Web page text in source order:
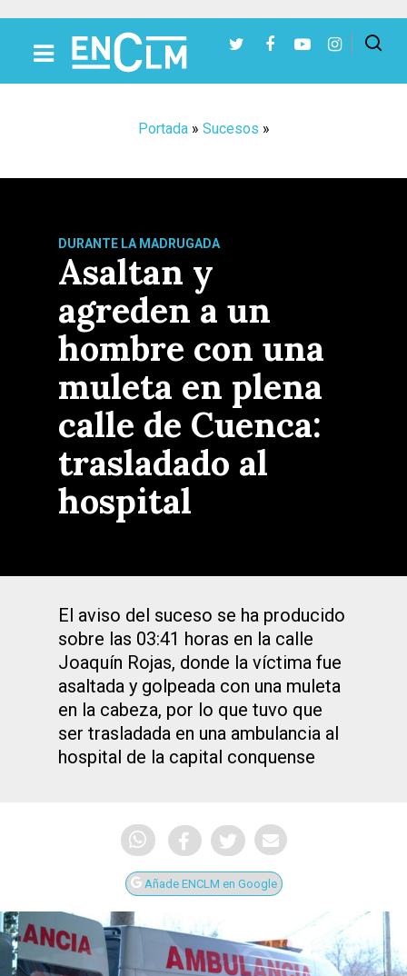
Portada» Sucesos »
DURANTE LA MADRUGADA
Asaltan y
agreden a un
hombre con una
muleta en plena
calle de Cuenca:
trasladado al
hospital
El aviso del suceso se ha producido
sobre las 03:41 horas en la calle
Joaquín Rojas, donde la víctima fue
asaltada y golpeada con una muleta
en la cabeza, por lo que tuvo que
ser trasladada en una ambulancia al
hospital de la capital conquense
Añade ENCLM en Google